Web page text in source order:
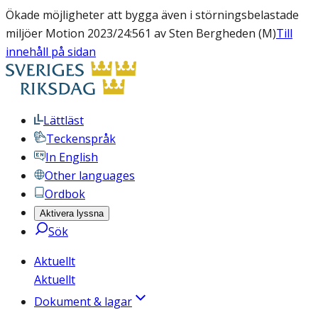
Ökade möjligheter att bygga även i störningsbelastade
miljöer Motion 2023/24:561 av Sten Bergheden (M)Till
innehåll på sidan
Lättläst
Teckenspråk
In English
Other languages
Ordbok
Aktivera lyssna
Sök
Aktuellt
Aktuellt
Dokument & lagar